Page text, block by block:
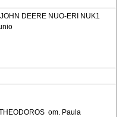
DEERE NUO-ERI NUK1
om. Paula